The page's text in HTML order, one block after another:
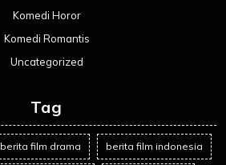
Komedi Horor
Komedi Romantis
Uncategorized
Tag
berita film drama berita film indonesia